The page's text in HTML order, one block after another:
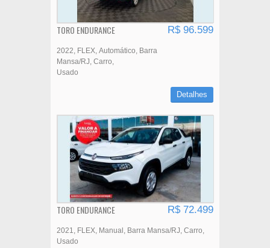
TORO ENDURANCE R$ 96.599
2022 FLEX Automático
Barra
Mansa/RJ Carro
Usado
Detalhes
TORO ENDURANCE R$ 72.499
2021 FLEX Manual Barra Mansa/RJ Carro
Usado